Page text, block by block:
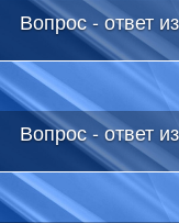
Вопрос - ответ
Вопрос - ответ